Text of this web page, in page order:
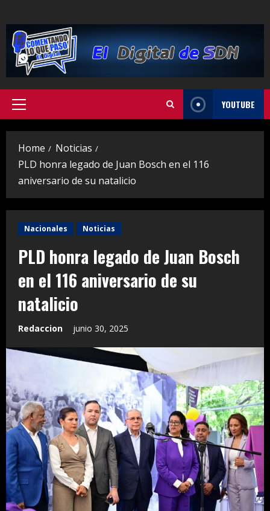
to
content
Primary
YOUTUBE
Home
Noticias
PLD honra legado de Juan Bosch en el 116
aniversario de su natalicio
Nacionales Noticias
PLD honra legado de Juan Bosch
en el 116 aniversario de su
natalicio
Redaccion junio 30, 2025